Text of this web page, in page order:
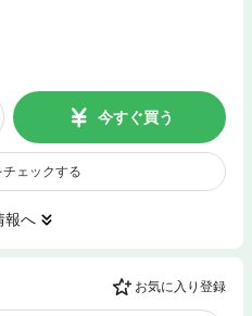
今すぐ買う
ェックする
報へ
お気に入り登録